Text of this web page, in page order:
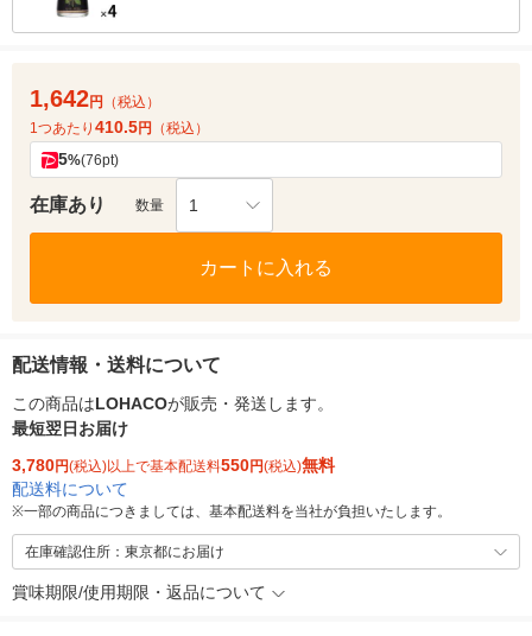
1,642円
（税込）
1つあたり 410.5円 （税込）
5%(76pt)
在庫あり 数量 1
カートに入れる
配送情報・送料について
この商品はLOHACOが販売・発送します。
最短翌日お届け
3,780円(税込)以上で基本配送料550円(税込)無料
配送料について
※一部の商品につきましては、基本配送料を当社が負担いたします。
在庫確認住所：東京都にお届け
賞味期限/使用期限・返品について